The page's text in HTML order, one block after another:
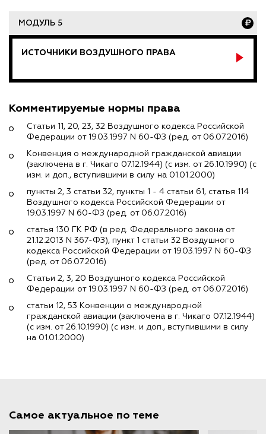
МОДУЛЬ 5
ИСТОЧНИКИ ВОЗДУШНОГО ПРАВА
Комментируемые нормы права
Статьи 11, 20, 23, 32 Воздушного кодекса Российской
Федерации от 19.03.1997 N 60-ФЗ (ред. от 06.07.2016)
Конвенция о международной гражданской авиации
(заключена в г. Чикаго 07.12.1944) (с изм. от 26.10.1990) (с
изм. и доп., вступившими в силу на 01.01.2000)
пункты 2, 3 статьи 32, пункты 1 - 4 статьи 61, статья 114
Воздушного кодекса Российской Федерации от
19.03.1997 N 60-ФЗ (ред. от 06.07.2016)
статья 130 ГК РФ (в ред. Федерального закона от
21.12.2013 N 367-ФЗ), пункт 1 статьи 32 Воздушного
кодекса Российской Федерации от 19.03.1997 N 60-ФЗ
(ред. от 06.07.2016)
Статьи 2, 3, 20 Воздушного кодекса Российской
Федерации от 19.03.1997 N 60-ФЗ (ред. от 06.07.2016)
статьи 12, 53 Конвенции о международной
гражданской авиации (заключена в г. Чикаго 07.12.1944)
(с изм. от 26.10.1990) (с изм. и доп., вступившими в силу
на 01.01.2000)
Самое актуальное по теме